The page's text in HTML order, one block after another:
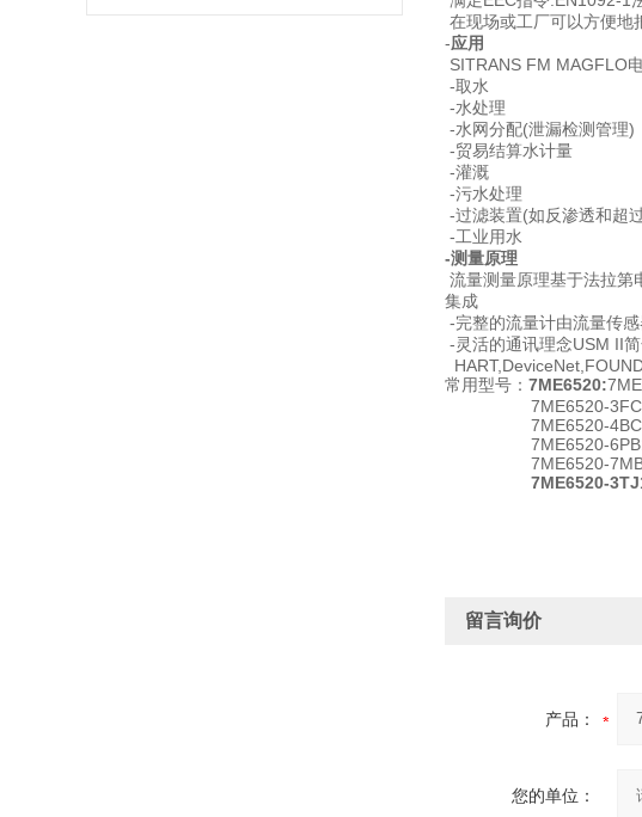
在现场或工厂可以方便地
-应用
SITRANS FM MAGFLO
-取水
-水处理
-水网分配(泄漏检测管理)
-贸易结算水计量
-灌溉
-污水处理
-过滤装置(如反渗透和超
-工业用水
-测量原理
流量测量原理基于法拉第
集成
-完整的流量计由流量传
-灵活的通讯理念USM II
常用型号： 7ME6520:
7ME6520-3FC12-
7ME6520-
7ME6520-6PB13-
7ME6520-7MB13-
7ME6520-
留言询价
产品：
您的单位：